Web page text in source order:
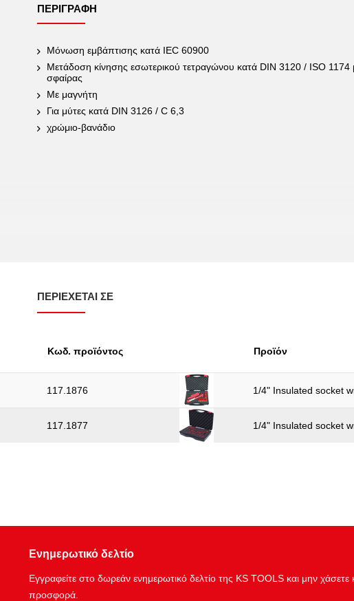
ΠΕΡΙΓΡΑΦΉ
Μόνωση εμβάπτισης κατά IEC 60900
Μετάδοση κίνησης εσωτερικού τετραγώνου κατά DIN 3120 / ISO 1174
σφαίρας
Με μαγνήτη
Για μύτες κατά DIN 3126 / C 6,3
χρώμιο-βανάδιο
ΠΕΡΙΈΧΕΤΑΙ ΣΕ
Κωδ. προϊόντος Προϊόν
117.1876 1/4" Insulated socket
117.1877 1/4" Insulated socket
Ενημερωτικό δελτίο
Εγγραφείτε στο δωρεάν ενημερωτικό δελτίο της KS TOOLS και μην χάσετε
προσφορά.